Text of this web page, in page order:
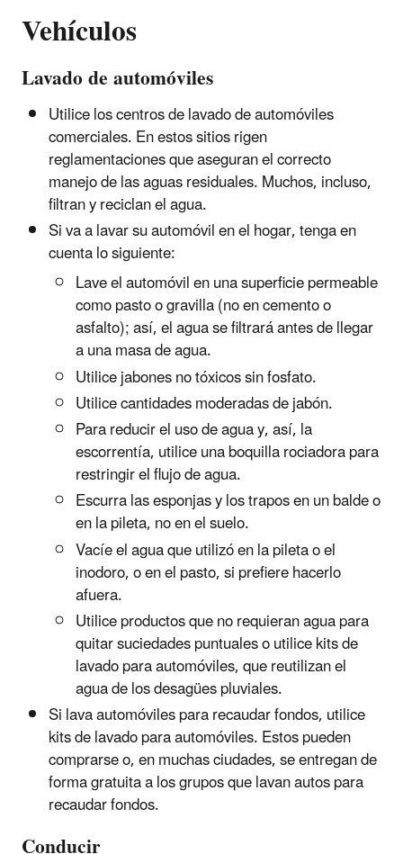
Vehículos
Lavado de automóviles
Utilice los centros de lavado de automóviles
comerciales. En estos sitios rigen
reglamentaciones que aseguran el correcto
manejo de las aguas residuales. Muchos, incluso,
filtran y reciclan el agua.
Si va a lavar su automóvil en el hogar, tenga en
cuenta lo siguiente:
Lave el automóvil en una superficie permeable
como pasto o gravilla (no en cemento o
asfalto); así, el agua se filtrará antes de llegar
a una masa de agua.
Utilice jabones no tóxicos sin fosfato.
Utilice cantidades moderadas de jabón.
Para reducir el uso de agua y, así, la
escorrentía, utilice una boquilla rociadora para
restringir el flujo de agua.
Escurra las esponjas y los trapos en un balde o
en la pileta, no en el suelo.
Vacíe el agua que utilizó en la pileta o el
inodoro, o en el pasto, si prefiere hacerlo
afuera.
Utilice productos que no requieran agua para
quitar suciedades puntuales o utilice kits de
lavado para automóviles, que reutilizan el
agua de los desagües pluviales.
Si lava automóviles para recaudar fondos, utilice
kits de lavado para automóviles. Estos pueden
comprarse o, en muchas ciudades, se entregan de
forma gratuita a los grupos que lavan autos para
recaudar fondos.